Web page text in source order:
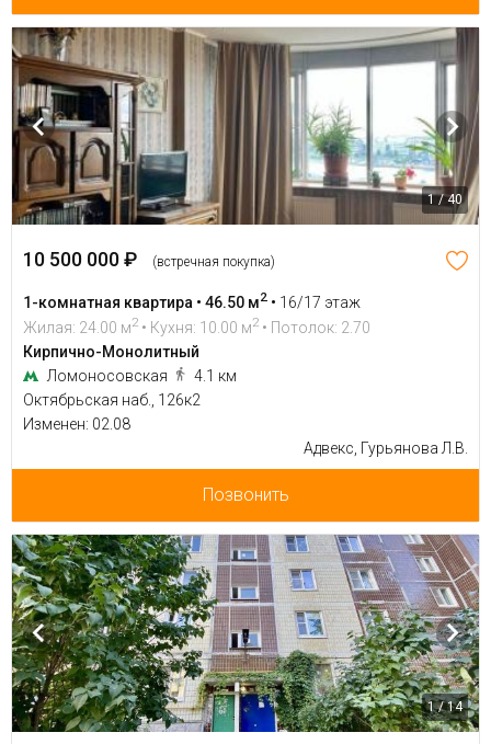
1 / 40
10 500 000 ₽ (встречная покупка)
1-комнатная квартира • 46.50 м2 • 16/17 этаж
Жилая: 24.00 м2 • Кухня: 10.00 м2 • Потолок: 2.70
Кирпично-Монолитный
Ломоносовская
4.1 км
Октябрьская наб., 126к2
Изменен: 02.08
Адвекс, Гурьянова Л.В.
Позвонить
1 / 14